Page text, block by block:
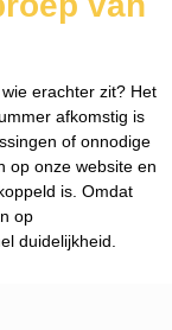
erachter zit? Het
afkomstig is
of onnodige
op onze website en
is. Omdat
op
duidelijkheid.